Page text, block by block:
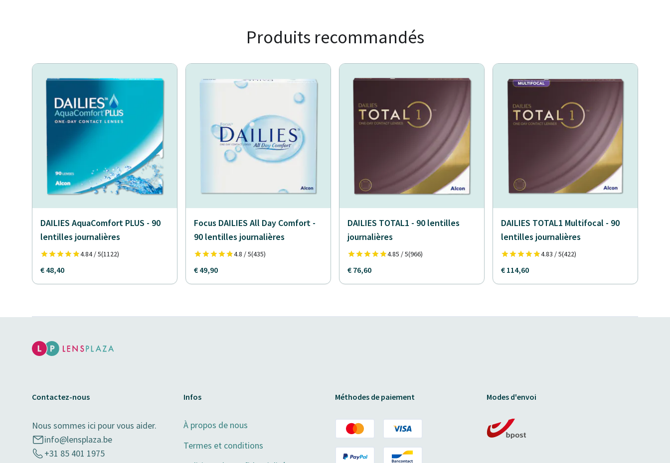
Produits recommandés
DAILIES AquaComfort PLUS - 90
lentilles journalières
4.84 / 5(1122)
€ 48,40
Focus DAILIES All Day Comfort -
90 lentilles journalières
4.8 / 5(435)
€ 49,90
DAILIES TOTAL1 - 90 lentilles
journalières
4.85 / 5(966)
€ 76,60
DAILIES TOTAL1 Multifocal - 90
lentilles journalières
4.83 / 5(422)
€ 114,60
Contactez-nous
Nous sommes ici pour vous aider.
info@lensplaza.be
+31 85 401 1975
Infos
À propos de nous
Termes et conditions
Méthodes de paiement Modes d'envoi